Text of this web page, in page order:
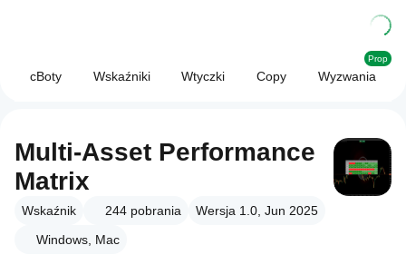
cBoty Wskaźniki Wtyczki Copy Wyzwania
Prop
Multi-Asset Performance
Matrix
Wskaźnik 244 pobrania
Wersja 1.0, Jun 2025
Windows, Mac